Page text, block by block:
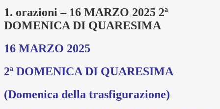
1. orazioni – 16 MARZO 2025 2ª
DOMENICA DI QUARESIMA
16 MARZO 2025
2ª DOMENICA DI QUARESIMA
(Domenica della trasfigurazione)